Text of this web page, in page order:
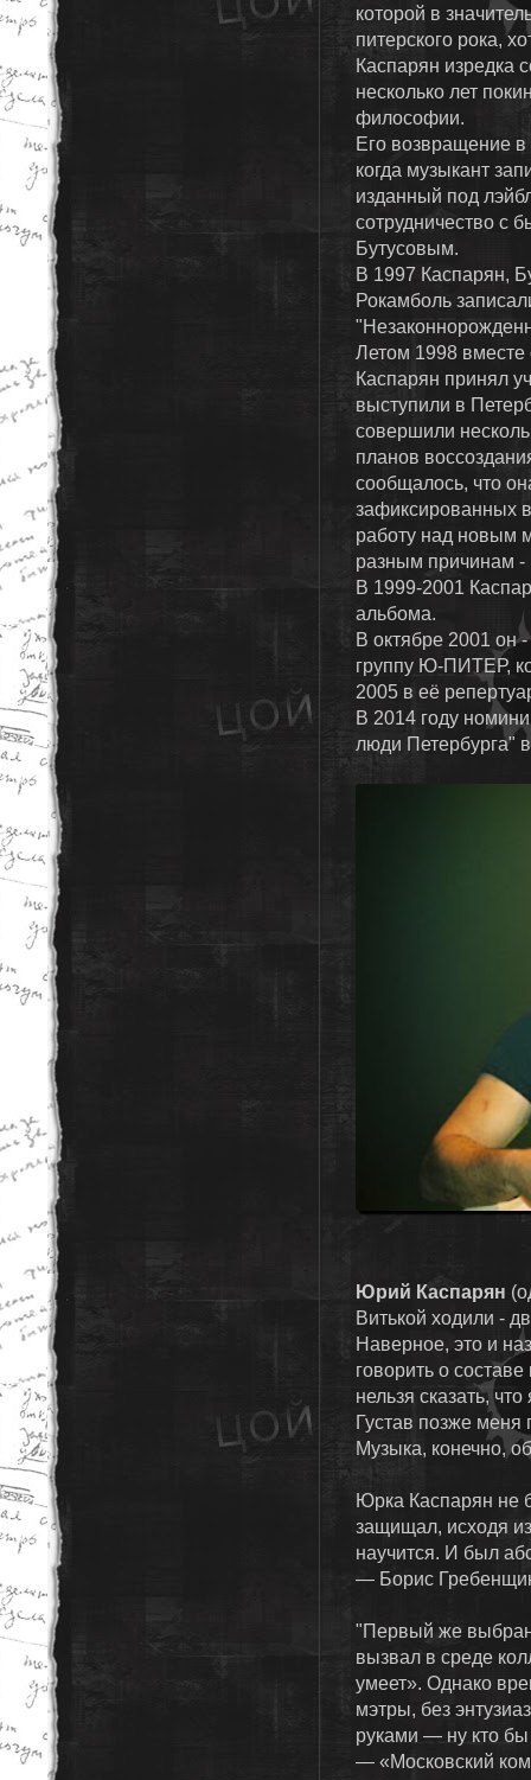
которой в
питерского рока,
Каспарян изредка
несколько лет
философии.
Его возвращение в
когда музыкант
изданный под
сотрудничество с
Бутусовым.
В 1997 Каспарян,
Рокамболь
Летом 1998
Каспарян принял
выступили в
совершили
планов
сообщалось, что
зафиксированных
работу над новым
разным причинам
В 1999-2001
альбома.
В октябре 2001 он
группу Ю-ПИТЕР,
2005 в её
В 2014 году
люди Петербурга"
Юрий Каспарян
Витькой ходили -
Наверное, это и
говорить о
нельзя сказать,
Густав позже
Музыка, конечно,
Юрка Каспарян не
защищал, исходя из
научится. И был
— Борис
"Первый же
вызвал в среде
умеет». Однако
мэтры, без
руками — ну кто бы
— «Московский